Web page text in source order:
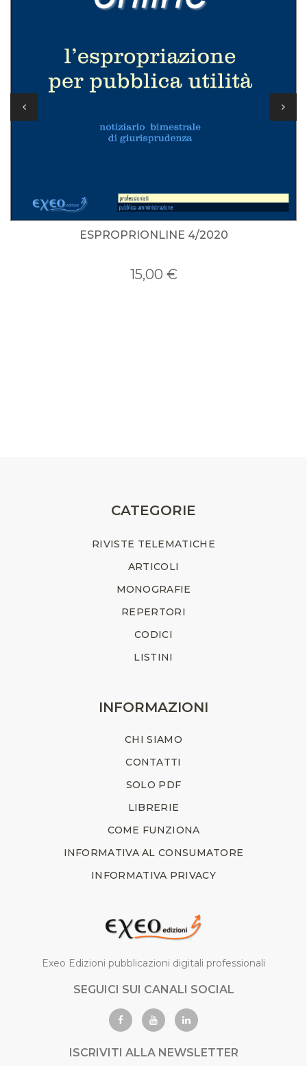
ESPROPRIONLINE 4/2020
15,00 €
ESPROPRIONLINE 3/2020
15,00 €
CATEGORIE
RIVISTE TELEMATICHE
ARTICOLI
MONOGRAFIE
REPERTORI
CODICI
LISTINI
INFORMAZIONI
CHI SIAMO
CONTATTI
SOLO PDF
LIBRERIE
COME FUNZIONA
INFORMATIVA AL CONSUMATORE
INFORMATIVA PRIVACY
Exeo Edizioni pubblicazioni digitali professionali
SEGUICI SUI CANALI SOCIAL
ISCRIVITI ALLA NEWSLETTER